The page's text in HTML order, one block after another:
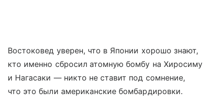
Востоковед уверен, что в Японии хорошо знают,
кто именно сбросил атомную бомбу на Хиросиму
и Нагасаки — никто не ставит под сомнение,
что это были американские бомбардировки.